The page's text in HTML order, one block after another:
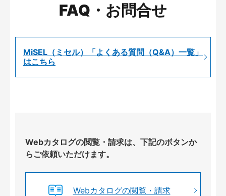
FAQ・お問合せ
MiSEL（ミセル）「よくある質問（Q&A）一覧」
はこちら
Webカタログの閲覧・請求は、下記のボタンか
らご依頼いただけます。
Webカタログの閲覧・請求